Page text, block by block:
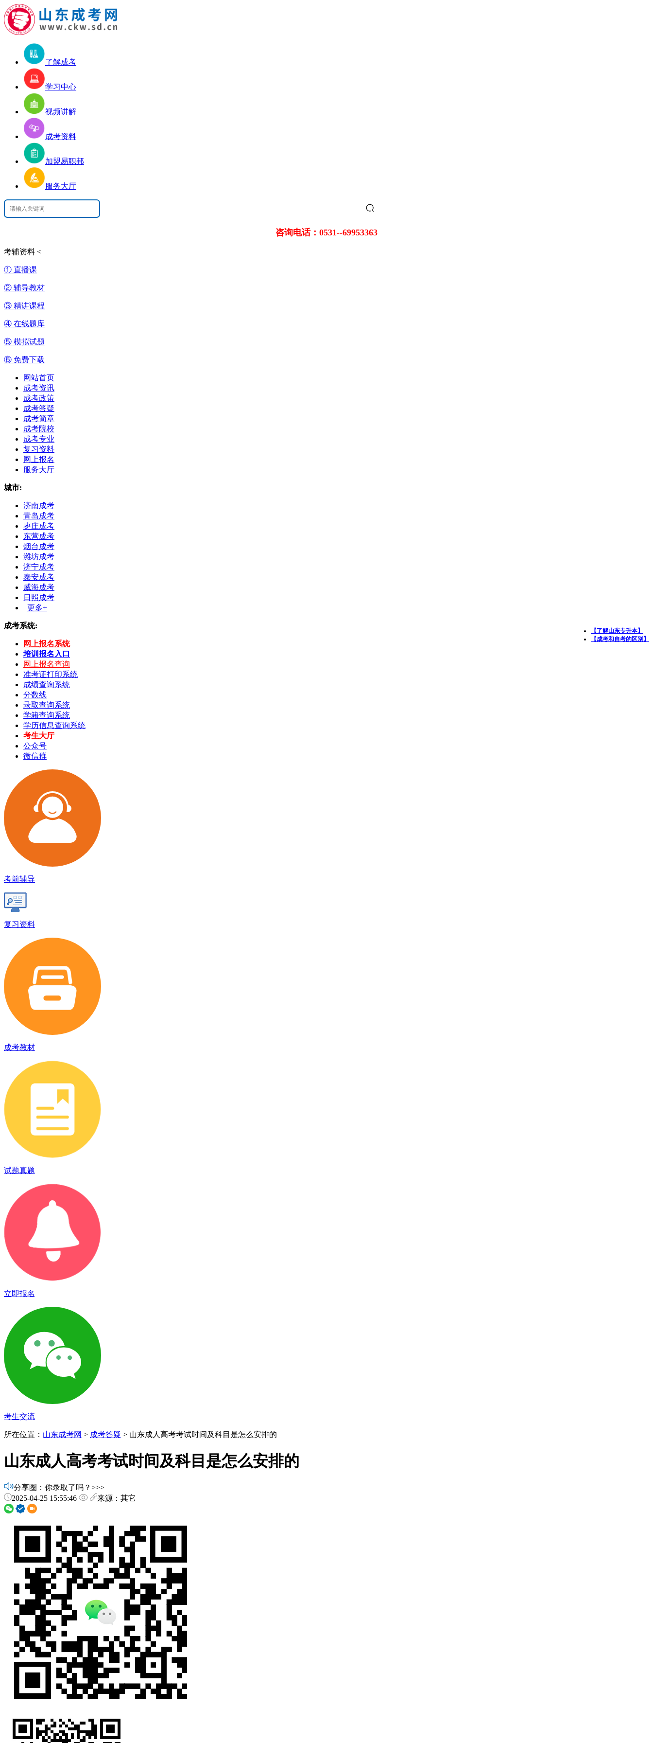
了解成考
学习中心
视频讲解
成考资料
加盟易职邦
服务大厅
咨询电话：0531--69953363
考辅资料 <
① 直播课
② 辅导教材
③ 精讲课程
④ 在线题库
⑤ 模拟试题
⑥ 免费下载
网站首页
成考资讯
成考政策
成考答疑
成考简章
成考院校
成考专业
复习资料
网上报名
服务大厅
城市:
济南成考
青岛成考
枣庄成考
东营成考
烟台成考
潍坊成考
济宁成考
泰安成考
威海成考
日照成考
更多+
【了解山东专升本】
【成考和自考的区别】
成考系统:
网上报名系统
培训报名入口
网上报名查询
准考证打印系统
成绩查询系统
分数线
录取查询系统
学籍查询系统
学历信息查询系统
考生大厅
公众号
微信群
考前辅导
复习资料
成考教材
试题真题
立即报名
考生交流
所在位置： 山东成考网 > 成考答疑 > 山东成人高考考试时间及科目是怎么安排的
山东成人高考考试时间及科目是怎么安排的
分享圈：你录取了吗？>>>
2025-04-25 15:55:46
来源：其它